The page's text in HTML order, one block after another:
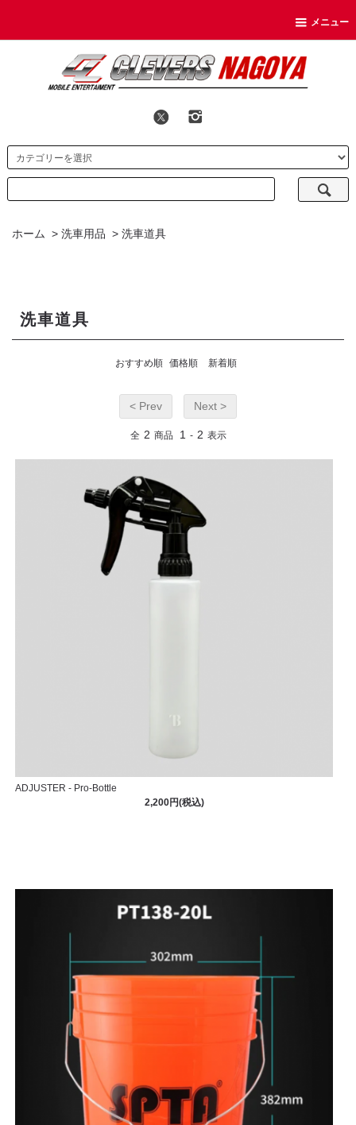
メニュー
ホーム > 洗車用品 > 洗車道具
洗車道具
おすすめ順 価格順 新着順
< Prev Next >
全 2 商品 1 - 2 表示
ADJUSTER - Pro-Bottle
2,200円(税込)